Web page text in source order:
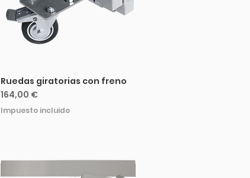
Ruedas giratorias con freno
Precio
164,00 €
Impuesto incluido